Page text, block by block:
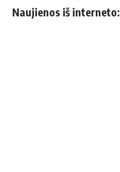
Naujienos iš interneto: